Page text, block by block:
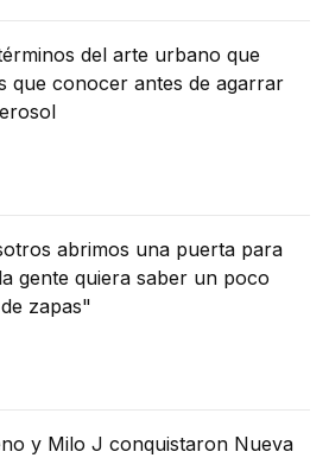
del arte urbano que
que conocer antes de agarrar
abrimos una puerta para
gente quiera saber un poco
zapas"
y Milo J conquistaron Nueva